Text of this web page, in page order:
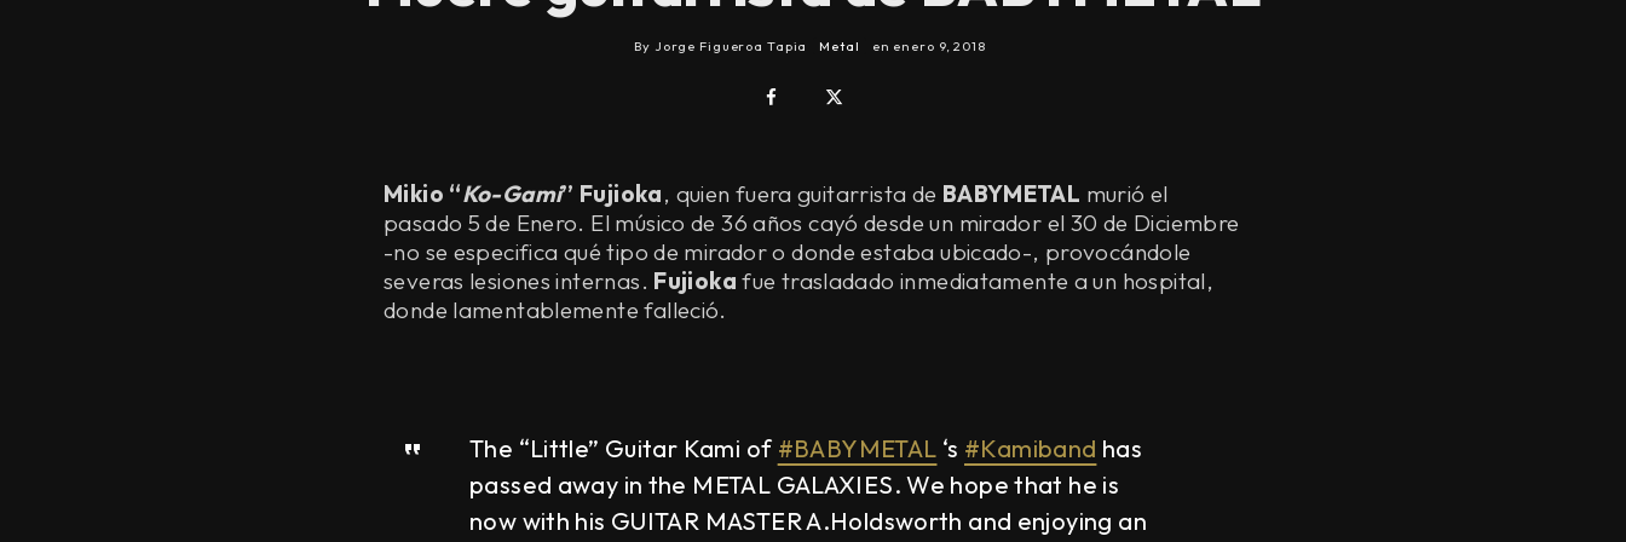
By Jorge Figueroa Tapia Metal en enero 9, 2018
Mikio “Ko-Gami” Fujioka, quien fuera guitarrista de BABYMETAL murió el
pasado 5 de Enero. El músico de 36 años cayó desde un mirador el 30 de Diciembre
-no se especifica qué tipo de mirador o donde estaba ubicado-, provocándole
severas lesiones internas. Fujioka fue trasladado inmediatamente a un hospital,
donde lamentablemente falleció.
The “Little” Guitar Kami of #BABYMETAL ‘s #Kamiband has
passed away in the METAL GALAXIES. We hope that he is
now with his GUITAR MASTER A.Holdsworth and enjoying an